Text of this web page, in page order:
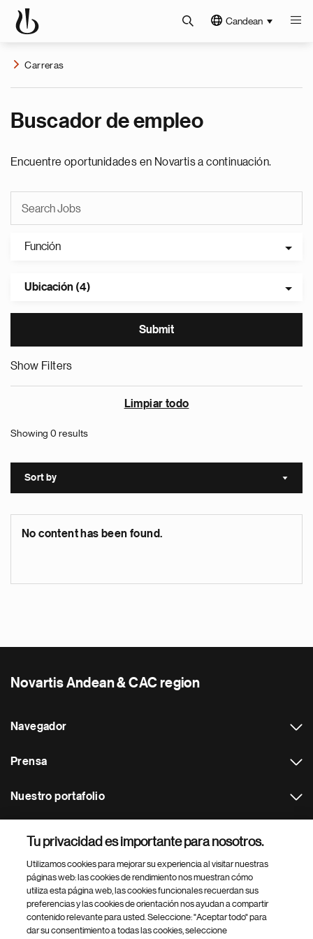
Candean
Carreras
Buscador de empleo
Encuentre oportunidades en Novartis a continuación.
Función
Ubicación (4)
Show Filters
Limpiar todo
Showing 0 results
Sort by Sort
No content has been found.
Novartis Andean & CAC region
Navegador
Prensa
Nuestro portafolio
Footer Site Search
Tu privacidad es importante para nosotros.
Utilizamos cookies para mejorar su experiencia al visitar nuestras
páginas web: las cookies de rendimiento nos muestran cómo
utiliza esta página web, las cookies funcionales recuerdan sus
preferencias y las cookies de orientación nos ayudan a compartir
contenido relevante para usted. Seleccione: "Aceptar todo" para
dar su consentimiento a todas las cookies, seleccione